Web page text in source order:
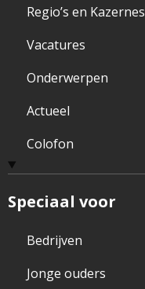
Regio’s en Kazernes
Vacatures
Onderwerpen
Actueel
Colofon
Speciaal voor
Bedrijven
Jonge ouders